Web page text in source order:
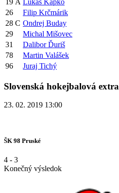
19 A Lukáš Kapko
26
Filip Krčmárik
28 C Ondrej Buday
29
Michal Mišovec
31
Dalibor Ďuriš
78
Martin Valášek
96
Juraj Tichý
Slovenská hokejbalová
23. 02. 2019 13:00
ŠK 98 Pruské
4 - 3
Konečný výsledok